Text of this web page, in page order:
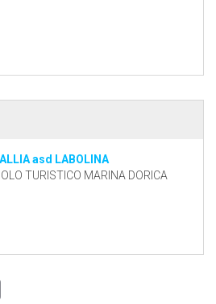
asd LABOLINA
TURISTICO MARINA DORICA